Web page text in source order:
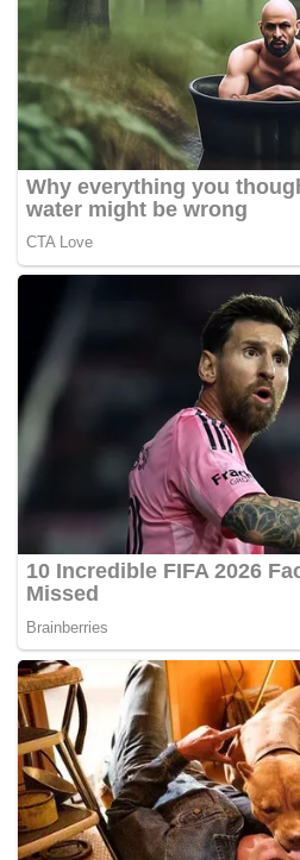
Akibatnya, Anders kini berasa
dimuatnaiknya ke Facebook itu
kelompok yang tidak
menyebarkan perasaan
rasis.
“Saya sedang marah, sakit, dan
kisah duka itu sebelum
Saya tidak tahu apa yang saya
Anders yang terkejut dengan
“Saya sebenarnya bukan
apa yang buruk itu menimpa
sesiapa sahaja, mujur saya
apa-apa,” jelas Anders lagi
Sementara itu, jurucakap polis